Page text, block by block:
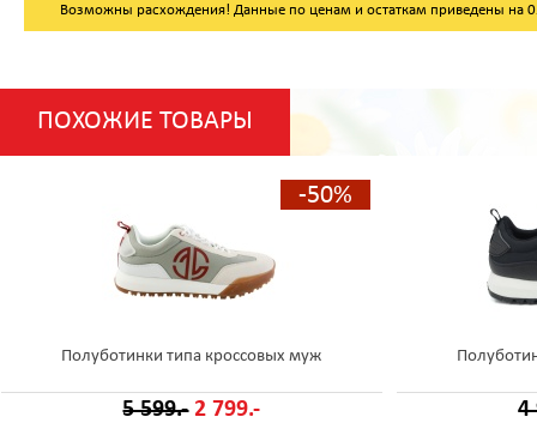
Возможны расхождения! Данные по ценам и остаткам приведены на
ПОХОЖИЕ ТОВАРЫ
-50%
Полуботинки типа кроссовых муж
5 599.- 2 799.- 4